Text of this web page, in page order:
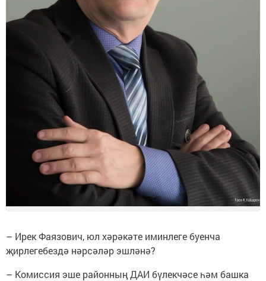
– Ирек Фаязович, юл хәрәкәте иминлеге буенча
җирлегебездә нәрсәләр эшләнә?
– Комиссия эше районның ДАИ бүлекчәсе һәм башка